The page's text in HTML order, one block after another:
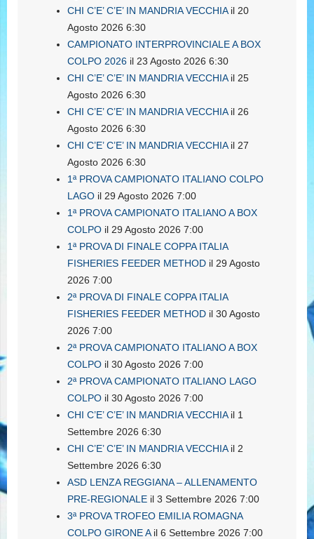
CHI C’E’ C’E’ IN MANDRIA VECCHIAil 20
Agosto 2026 6:30
CAMPIONATO INTERPROVINCIALE A BOX
COLPO 2026 il 23 Agosto 2026 6:30
CHI C’E’ C’E’ IN MANDRIA VECCHIAil 25
Agosto 2026 6:30
CHI C’E’ C’E’ IN MANDRIA VECCHIAil 26
Agosto 2026 6:30
CHI C’E’ C’E’ IN MANDRIA VECCHIAil 27
Agosto 2026 6:30
1ª PROVA CAMPIONATO ITALIANO COLPO
LAGO il 29 Agosto 2026 7:00
1ª PROVA CAMPIONATO ITALIANO A BOX
COLPO il 29 Agosto 2026 7:00
1ª PROVA DI FINALE COPPA ITALIA
FISHERIES FEEDER METHOD il 29 Agosto
2026 7:00
2ª PROVA DI FINALE COPPA ITALIA
FISHERIES FEEDER METHOD il 30 Agosto
2026 7:00
2ª PROVA CAMPIONATO ITALIANO A BOX
COLPO il 30 Agosto 2026 7:00
2ª PROVA CAMPIONATO ITALIANO LAGO
COLPO il 30 Agosto 2026 7:00
CHI C’E’ C’E’ IN MANDRIA VECCHIAil 1
Settembre 2026 6:30
CHI C’E’ C’E’ IN MANDRIA VECCHIAil 2
Settembre 2026 6:30
ASD LENZA REGGIANA – ALLENAMENTO
PRE-REGIONALE il 3 Settembre 2026 7:00
3ª PROVA TROFEO EMILIA ROMAGNA
COLPO GIRONE Ail 6 Settembre 2026 7:00